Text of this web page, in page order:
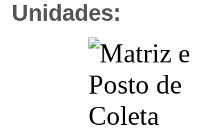
Unidades: